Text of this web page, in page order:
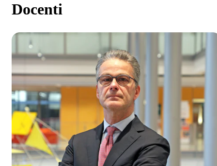
Docenti